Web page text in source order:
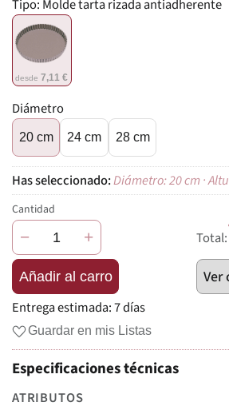
Tipo: Molde tarta rizada antiadherente
desde 7,11 €
Diámetro
20 cm 24 cm 28 cm
Diámetro: 20 cm ·
Cantidad
− +
Añadir al carro
Total:
Ver
Entrega estimada:7 días
Guardar en mis Listas
Especificaciones técnicas
ATRIBUTOS